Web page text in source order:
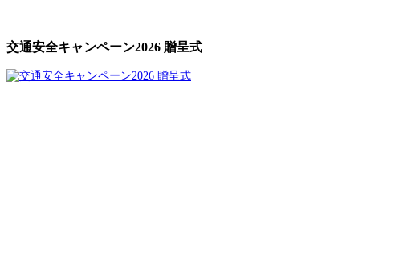
交通安全キャンペーン2026 贈呈式